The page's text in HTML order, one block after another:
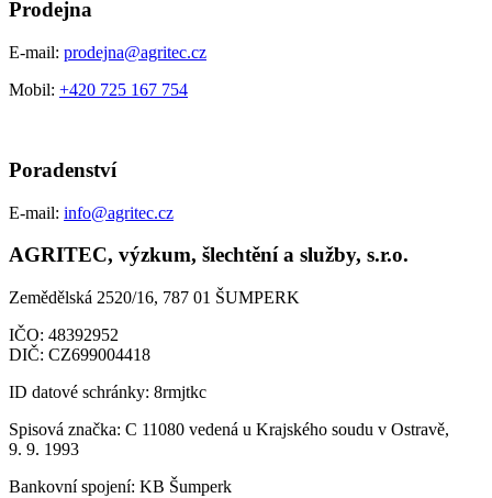
Prodejna
E-mail: prodejna@agritec.cz
Mobil: +420 725 167 754
Poradenství
E-mail: info@agritec.cz
AGRITEC, výzkum, šlechtění a služby, s.r.o.
Zemědělská 2520/16, 787 01 ŠUMPERK
IČO: 48392952
DIČ: CZ699004418
ID datové schránky: 8rmjtkc
Spisová značka: C 11080 vedená u Krajského soudu v Ostravě,
9. 9. 1993
Bankovní spojení: KB Šumperk